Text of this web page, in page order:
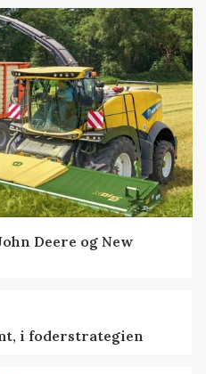
Deere og New
i foderstrategien